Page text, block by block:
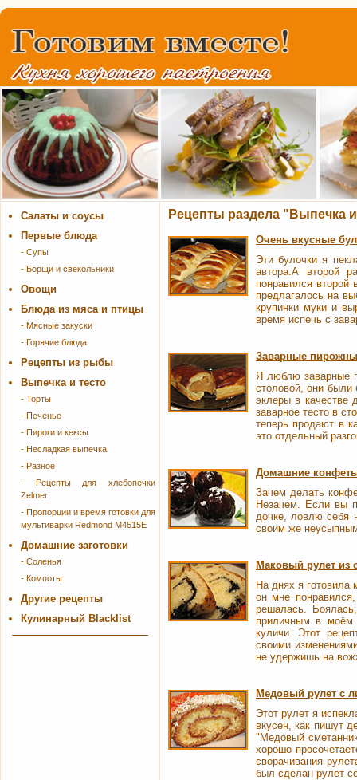
Салаты и соусы
Первые блюда
- Супы
- Борщи и свекольники
Овощи
Блюда из мяса и птицы
- Мясные закуски
- Горячие блюда
Рецепты из рыбы
Выпечка и тесто
- Торты
- Печенье
- Пироги и кексы
- Несладкая выпечка
- Разное
- Рецепты для хлебопечки
Zelmer
- Пропорции и время готовки для
мультиварки Redmond M4515E
Домашние заготовки
- Соленья
- Компоты
Другие рецепты
Кулинарный Blacklist
Рецепты раздела "Выпечка
Очень вкусные
Эти булочки я
автора.А второй
понравился второй
предлагалось на
крупинки муки и
время испечь с
Заварные
Я люблю заварные
столовой, они
эклеры в качестве
заварное тесто в
теперь продают в
это отдельный
Домашние
Зачем делать
Незачем. Если вы
дочке, ловлю себя
своим же
Маковый рулет из
На днях я готовила
он мне
решалась.
приличным в моём
куличи. Этот
своими
не удержишь на
Медовый рулет с
Этот рулет я
вкусен, как пишут
"Медовый
хорошо
сворачивания
был сделан рулет